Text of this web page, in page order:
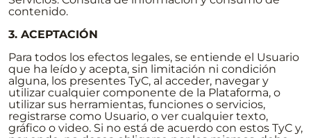
contenido.
3. ACEPTACIÓN
Para todos los efectos legales, se entiende el Usuario
que ha leído y acepta, sin limitación ni condición
alguna, los presentes TyC, al acceder, navegar y
utilizar cualquier componente de la Plataforma, o
utilizar sus herramientas, funciones o servicios,
registrarse como Usuario, o ver cualquier texto,
gráfico o video. Si no está de acuerdo con estos TyC y,